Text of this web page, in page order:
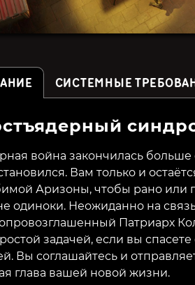
Ancient Enemy
139₽ 78%
СИСТЕМНЫЕ
война закончилась больше
Вам только и
Аризоны, чтобы рано или
одиноки. Неожиданно на
Патриарх
задачей, если вы
Вы соглашайтесь и
глава вашей новой жизни.